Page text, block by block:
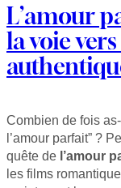
L’amour
la voie
Combien de fois
l’amour parfait” ?
quête de l’amour
les films